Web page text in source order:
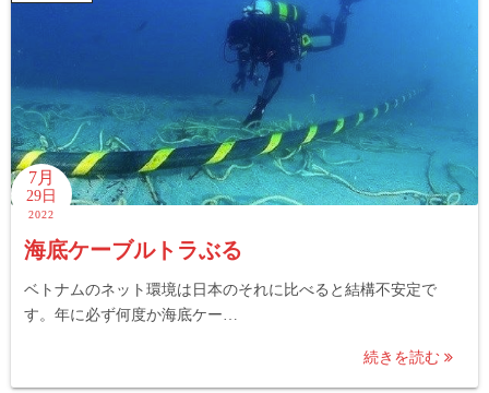
7月
29日
2022
海底ケーブルトラぶる
ベトナムのネット環境は日本のそれに比べると結構不安定で
す。年に必ず何度か海底ケー…
続きを読む